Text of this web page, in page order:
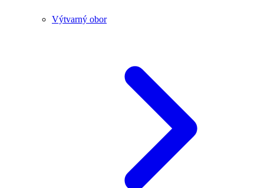
Výtvarný obor